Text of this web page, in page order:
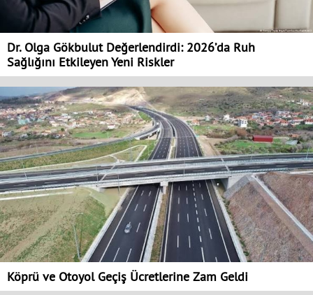
Dr. Olga Gökbulut Değerlendirdi: 2026’da Ruh
Sağlığını Etkileyen Yeni Riskler
Köprü ve Otoyol Geçiş Ücretlerine Zam Geldi